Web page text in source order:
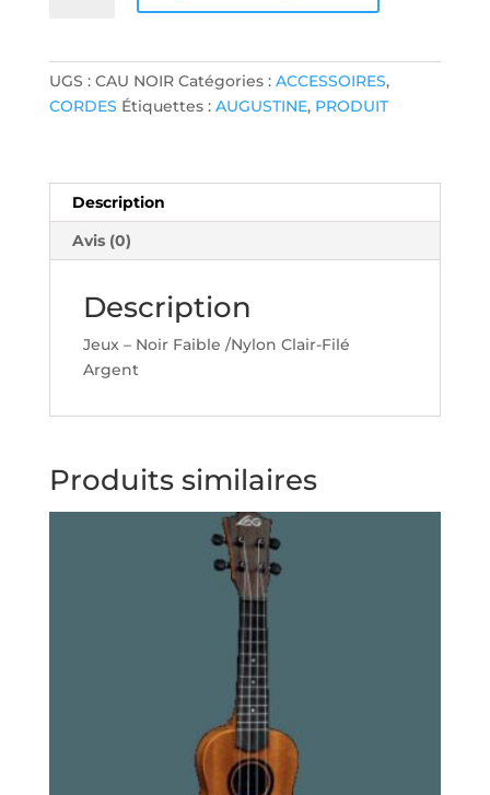
CLASSIQUE
UGS : CAU NOIR Catégories : ACCESSOIRES,
CORDES Étiquettes : AUGUSTINE, PRODUIT
Description
Avis (0)
Description
Jeux – Noir Faible /Nylon Clair-Filé
Argent
Produits similaires